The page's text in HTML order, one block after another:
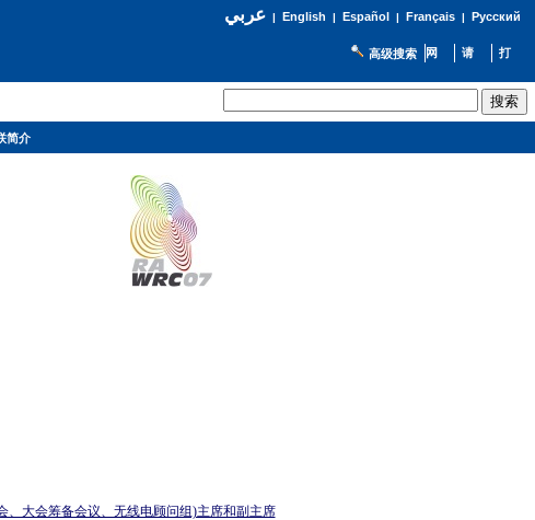
عربي| English | Español | Français| Русский
高级搜索
、大会筹备会议、无线电顾问组)主席和副主席
简介